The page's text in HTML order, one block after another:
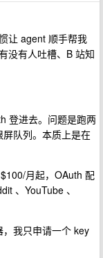
让 agent 顺手帮我
没有人吐槽、B 站知
登进去。问题是跑两
队列。本质上是在
月起，OAuth 配
、YouTube 、
我只申请一个 key